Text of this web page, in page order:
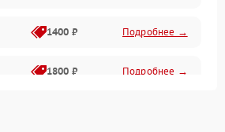
1400 ₽ Подробнее →
1800 ₽ Подробнее →